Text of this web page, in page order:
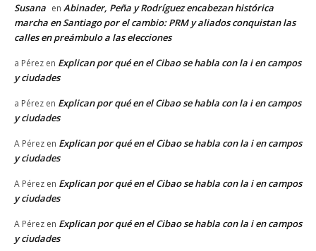
Susana en Abinader, Peña y Rodríguez encabezan histórica
marcha en Santiago por el cambio: PRM y aliados conquistan las
calles en preámbulo a las elecciones
a Pérez en Explican por qué en el Cibao se habla con la i en campos
y ciudades
a Pérez en Explican por qué en el Cibao se habla con la i en campos
y ciudades
A Pérez en Explican por qué en el Cibao se habla con la i en campos
y ciudades
A Pérez en Explican por qué en el Cibao se habla con la i en campos
y ciudades
A Pérez en Explican por qué en el Cibao se habla con la i en campos
y ciudades